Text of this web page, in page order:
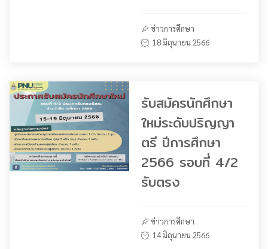
ข่าวการศึกษา
18 มิถุนายน 2566
รับสมัครนักศึกษา
ใหม่ระดับปริญญา
ตรี ปีการศึกษา
2566 รอบที่ 4/2
รับตรง
ข่าวการศึกษา
14 มิถุนายน 2566